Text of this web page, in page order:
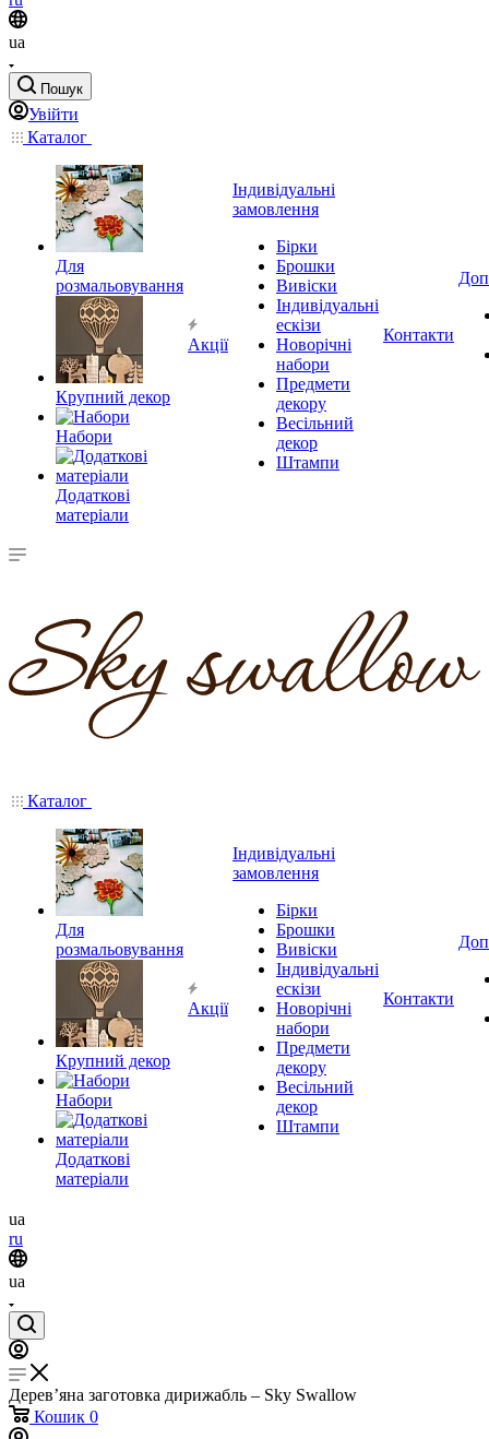
ua
Пошук
Увійти
Каталог
Для
розмальовування
Крупний декор
Набори
Додаткові
матеріали
Акції
Індивідуальні
замовлення
Бірки
Брошки
Вивіски
Індивідуальні
ескізи
Новорічні
набори
Предмети
декору
Весільний
декор
Штампи
Контакти
Каталог
Для
розмальовування
Крупний декор
Набори
Додаткові
матеріали
Акції
Індивідуальні
замовлення
Бірки
Брошки
Вивіски
Індивідуальні
ескізи
Новорічні
набори
Предмети
декору
Весільний
декор
Штампи
Контакти
ua
ru
ua
Дерев’яна заготовка дирижабль – Sky Swallow
Кошик 0